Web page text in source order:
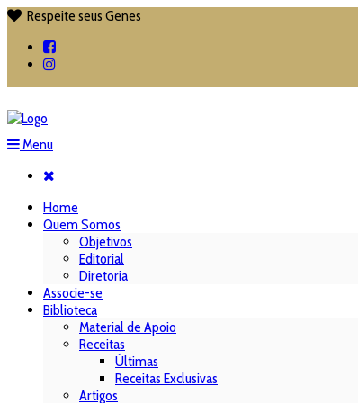
 Respeite seus Genes
Menu
Home
Quem Somos
Objetivos
Editorial
Diretoria
Associe-se
Biblioteca
Material de Apoio
Receitas
Últimas
Receitas Exclusivas
Artigos